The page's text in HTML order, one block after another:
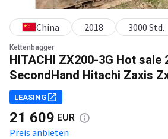
Kettenbagger
HITACHI ZX200-3G Hot sale
SecondHand Hitachi Zaxis
Crawler Excavator for
paint,original engine,fuel
China 2018 3000 Std.
LEASING
21 609 EUR
Preis anbieten